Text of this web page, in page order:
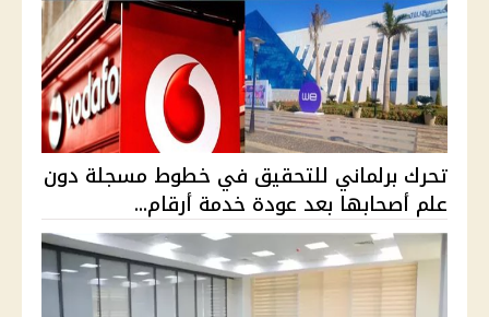
تحرك برلماني للتحقيق في خطوط مسجلة دون
علم أصحابها بعد عودة خدمة أرقام...